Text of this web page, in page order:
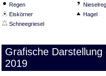
Regen
Eiskörner
Hagel
Schneegriesel
Grafische
2019